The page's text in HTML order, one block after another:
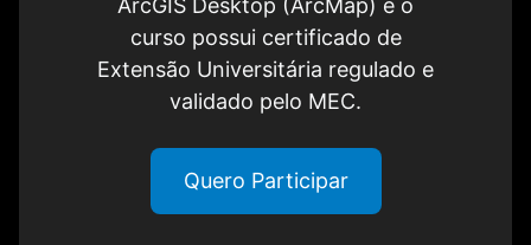
ArcGIS Desktop (ArcMap) e o
curso possui certificado de
Extensão Universitária regulado e
validado pelo MEC.
Quero Participar